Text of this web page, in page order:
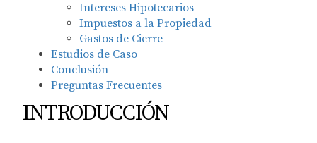
Intereses Hipotecarios
Impuestos a la Propiedad
Gastos de Cierre
Estudios de Caso
Conclusión
Preguntas Frecuentes
INTRODUCCIÓN